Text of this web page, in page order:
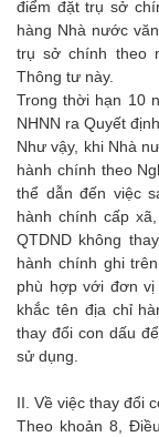
điểm đặt trụ sở
hàng Nhà nước
trụ sở chính theo
Thông tư này.
Trong thời hạn 10
NHNN ra Quyết
Như vậy, khi Nhà
hành chính theo
thể dẫn đến việc
hành chính cấp
QTDND không
hành chính ghi
phù hợp với đơn
khắc tên địa chỉ
thay đổi con dấu
sử dụng.
II. Về việc thay đổi
Theo khoản 8,